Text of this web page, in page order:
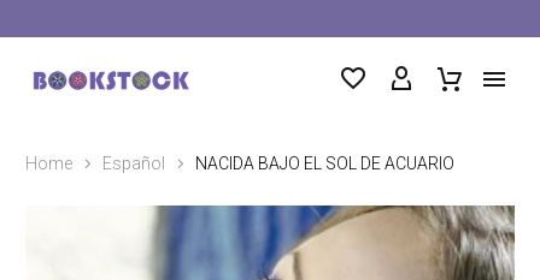
Home Español NACIDA BAJO EL SOL DE ACUARIO